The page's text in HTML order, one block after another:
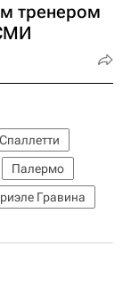
тренером
Палермо
Гравина